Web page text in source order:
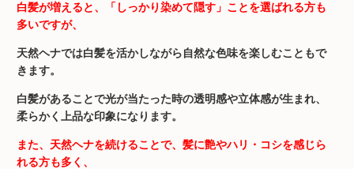
白髪が増えると、「しっかり染めて隠す」ことを選ばれる方も
多いですが、
天然ヘナでは白髪を活かしながら自然な色味を楽しむこともで
きます。
白髪があることで光が当たった時の透明感や立体感が生まれ、
柔らかく上品な印象になります。
また、天然ヘナを続けることで、髪に艶やハリ・コシを感じら
れる方も多く、